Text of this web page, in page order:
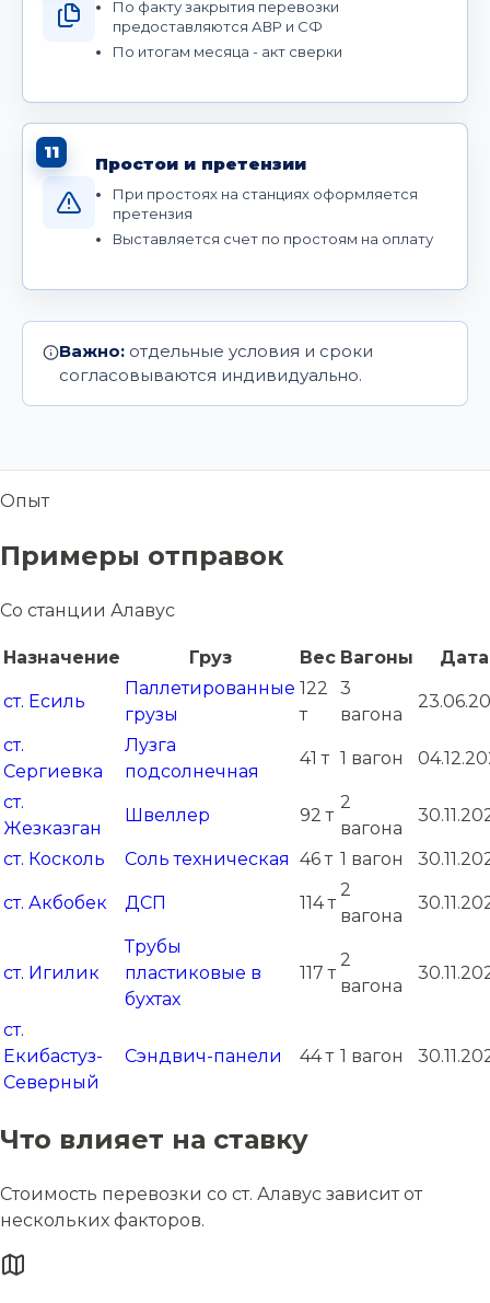
По факту закрытия перевозки
предоставляются АВР и СФ
По итогам месяца - акт сверки
11
Простои и претензии
При простоях на станциях оформляется
претензия
Выставляется счет по простоям на оплату
Важно: отдельные условия и сроки
согласовываются индивидуально.
Опыт
Примеры отправок
Со станции Алавус
Назначение Груз Вес Вагоны Дата
ст. Есиль
Паллетированные
грузы
122
т
3
вагона
ст.
Сергиевка
Лузга
подсолнечная
41 т 1 вагон
ст.
Жезказган
Швеллер 92 т
2
вагона
ст. Коскoль Соль техническая 46 т 1 вагон
ст. Акбобек ДСП 114 т
2
вагона
ст. Игилик
Трубы
пластиковые в
бухтах
117 т
2
вагона
ст.
Екибастуз-
Северный
Сэндвич-панели 44 т 1 вагон
Что влияет на ставку
Стоимость перевозки со ст. Алавус зависит от
нескольких факторов.